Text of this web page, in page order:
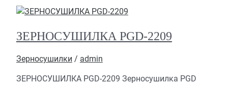
ЗЕРНОСУШИЛКА PGD-2209
Зерносушилки / admin
ЗЕРНОСУШИЛКА PGD-2209 Зерносушилка PGD